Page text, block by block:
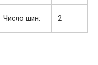
Число шин: 2